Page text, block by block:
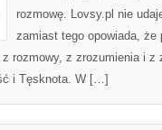
rozmowę. Lovsy.pl nie
zamiast tego opowiada, że
rozmowy, z zrozumienia i z
i Tęsknota. W […]